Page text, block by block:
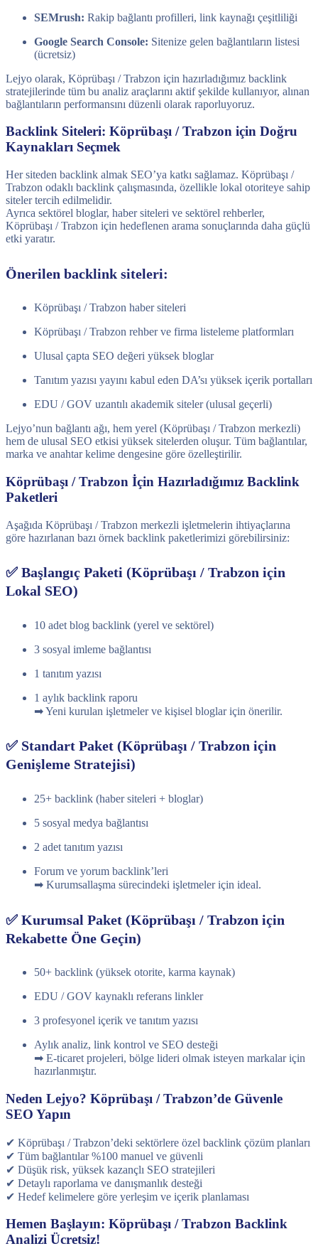
SEMrush: Rakip bağlantı profilleri, link kaynağı çeşitliliği
Google Search Console: Sitenize gelen bağlantıların listesi
(ücretsiz)
Lejyo olarak, Köprübaşı / Trabzon için hazırladığımız backlink
stratejilerinde tüm bu analiz araçlarını aktif şekilde kullanıyor, alınan
bağlantıların performansını düzenli olarak raporluyoruz.
Backlink Siteleri: Köprübaşı / Trabzon için Doğru
Kaynakları Seçmek
Her siteden backlink almak SEO’ya katkı sağlamaz. Köprübaşı /
Trabzon odaklı backlink çalışmasında, özellikle lokal otoriteye sahip
siteler tercih edilmelidir.
Ayrıca sektörel bloglar, haber siteleri ve sektörel rehberler,
Köprübaşı / Trabzon için hedeflenen arama sonuçlarında daha güçlü
etki yaratır.
Önerilen backlink siteleri:
Köprübaşı / Trabzon haber siteleri
Köprübaşı / Trabzon rehber ve firma listeleme platformları
Ulusal çapta SEO değeri yüksek bloglar
Tanıtım yazısı yayını kabul eden DA’sı yüksek içerik portalları
EDU / GOV uzantılı akademik siteler (ulusal geçerli)
Lejyo’nun bağlantı ağı, hem yerel (Köprübaşı / Trabzon merkezli)
hem de ulusal SEO etkisi yüksek sitelerden oluşur. Tüm bağlantılar,
marka ve anahtar kelime dengesine göre özelleştirilir.
Köprübaşı / Trabzon İçin Hazırladığımız Backlink
Paketleri
Aşağıda Köprübaşı / Trabzon merkezli işletmelerin ihtiyaçlarına
göre hazırlanan bazı örnek backlink paketlerimizi görebilirsiniz:
✅ Başlangıç Paketi (Köprübaşı / Trabzon için
Lokal SEO)
10 adet blog backlink (yerel ve sektörel)
3 sosyal imleme bağlantısı
1 tanıtım yazısı
1 aylık backlink raporu
➡ Yeni kurulan işletmeler ve kişisel bloglar için önerilir.
✅ Standart Paket (Köprübaşı / Trabzon için
Genişleme Stratejisi)
25+ backlink (haber siteleri + bloglar)
5 sosyal medya bağlantısı
2 adet tanıtım yazısı
Forum ve yorum backlink’leri
➡ Kurumsallaşma sürecindeki işletmeler için ideal.
✅ Kurumsal Paket (Köprübaşı / Trabzon için
Rekabette Öne Geçin)
50+ backlink (yüksek otorite, karma kaynak)
EDU / GOV kaynaklı referans linkler
3 profesyonel içerik ve tanıtım yazısı
Aylık analiz, link kontrol ve SEO desteği
➡ E-ticaret projeleri, bölge lideri olmak isteyen markalar için
hazırlanmıştır.
Neden Lejyo? Köprübaşı / Trabzon’de Güvenle
SEO Yapın
✔ Köprübaşı / Trabzon’deki sektörlere özel backlink çözüm planları
✔ Tüm bağlantılar %100 manuel ve güvenli
✔ Düşük risk, yüksek kazançlı SEO stratejileri
✔ Detaylı raporlama ve danışmanlık desteği
✔ Hedef kelimelere göre yerleşim ve içerik planlaması
Hemen Başlayın: Köprübaşı / Trabzon Backlink
Analizi Ücretsiz!